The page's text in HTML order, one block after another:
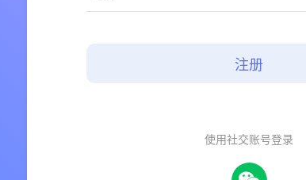
注册
使用社交账号登录